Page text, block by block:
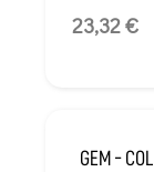
23,32 €
GEM -